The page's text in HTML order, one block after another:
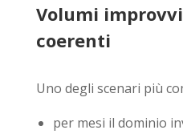
Volumi
coerenti
Uno degli scenari più
per mesi il dominio